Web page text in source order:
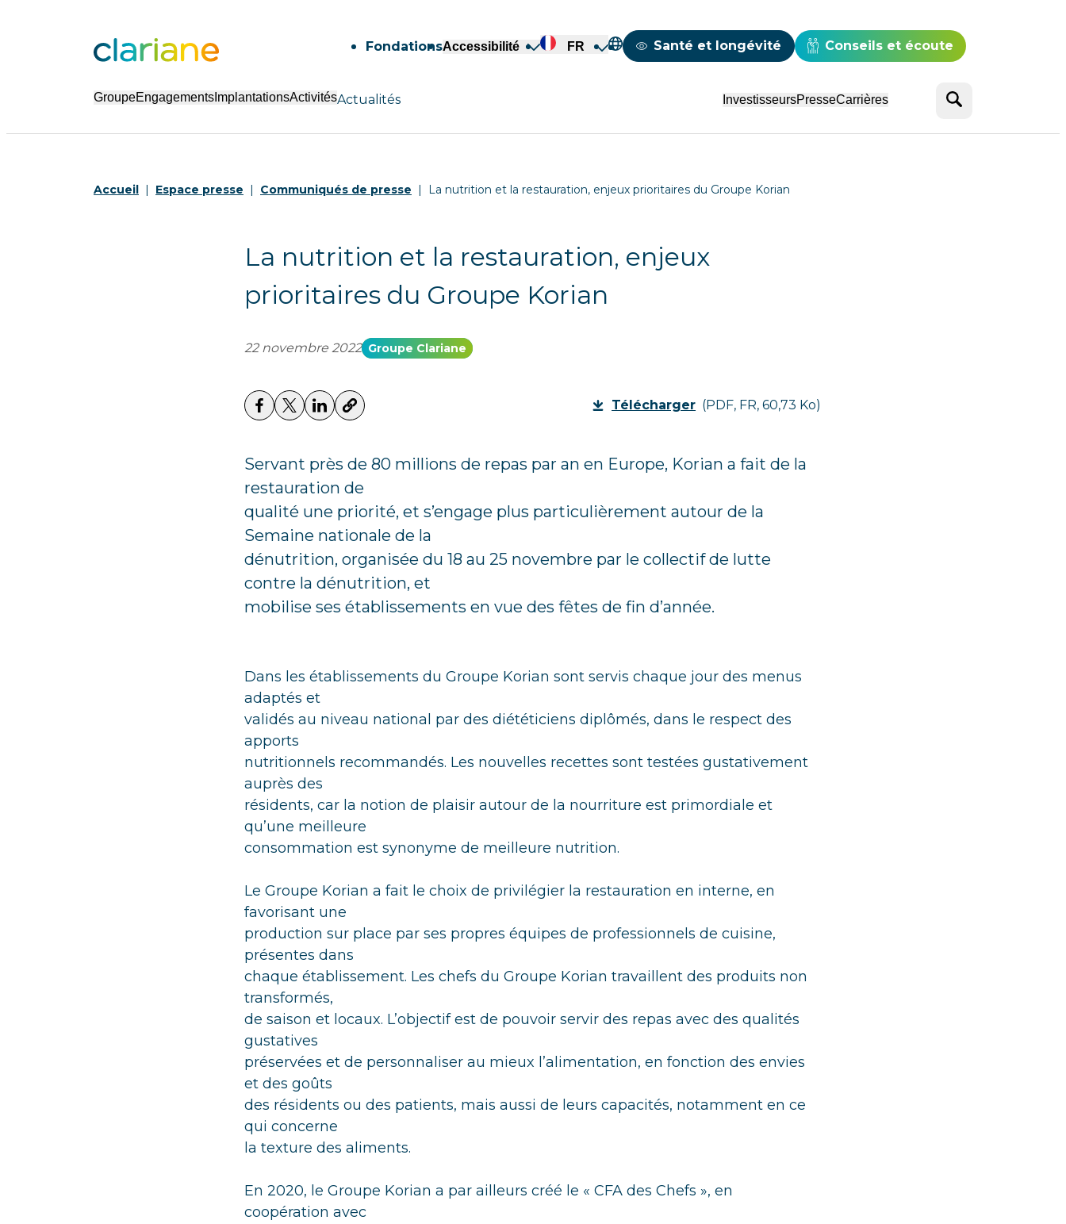
FondationsAccessibilité FR Mappemonde
Santé et longévité Conseils et écoute
GroupeEngagements ImplantationsActivitésActualités InvestisseursPresseCarrières Rechercher
Accueil Espace presse Communiqués de presse La nutrition et la restauration, enjeux prioritaires du Groupe Korian
La nutrition et la restauration, enjeux
prioritaires du Groupe Korian
22 novembre 2022 Groupe Clariane
Télécharger (PDF, FR, 60,73 Ko)
Servant près de 80 millions de repas par an en Europe, Korian a fait de la
restauration de
qualité une priorité, et s’engage plus particulièrement autour de la
Semaine nationale de la
dénutrition, organisée du 18 au 25 novembre par le collectif de lutte
contre la dénutrition, et
mobilise ses établissements en vue des fêtes de fin d’année.
Dans les établissements du Groupe Korian sont servis chaque jour des menus
adaptés et
validés au niveau national par des diététiciens diplômés, dans le respect des
apports
nutritionnels recommandés. Les nouvelles recettes sont testées gustativement
auprès des
résidents, car la notion de plaisir autour de la nourriture est primordiale et
qu’une meilleure
consommation est synonyme de meilleure nutrition.
Le Groupe Korian a fait le choix de privilégier la restauration en interne, en
favorisant une
production sur place par ses propres équipes de professionnels de cuisine,
présentes dans
chaque établissement. Les chefs du Groupe Korian travaillent des produits non
transformés,
de saison et locaux. L’objectif est de pouvoir servir des repas avec des qualités
gustatives
préservées et de personnaliser au mieux l’alimentation, en fonction des envies
et des goûts
des résidents ou des patients, mais aussi de leurs capacités, notamment en ce
qui concerne
la texture des aliments.
En 2020, le Groupe Korian a par ailleurs créé le « CFA des Chefs », en
coopération avec